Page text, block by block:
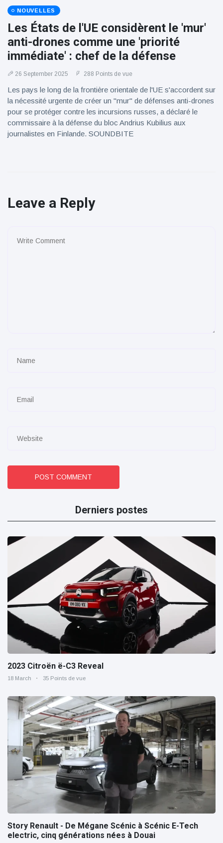
NOUVELLES
Les États de l'UE considèrent le 'mur'
anti-drones comme une 'priorité
immédiate' : chef de la défense
26 September 2025 288 Points de vue
Les pays le long de la frontière orientale de l'UE s'accordent sur
la nécessité urgente de créer un "mur" de défenses anti-drones
pour se protéger contre les incursions russes, a déclaré le
commissaire à la défense du bloc Andrius Kubilius aux
journalistes en Finlande. SOUNDBITE
Leave a Reply
POST COMMENT
Derniers postes
2023 Citroën ë-C3 Reveal
18 March 35 Points de vue
Story Renault - De Mégane Scénic à Scénic E-Tech
electric, cinq générations nées à Douai